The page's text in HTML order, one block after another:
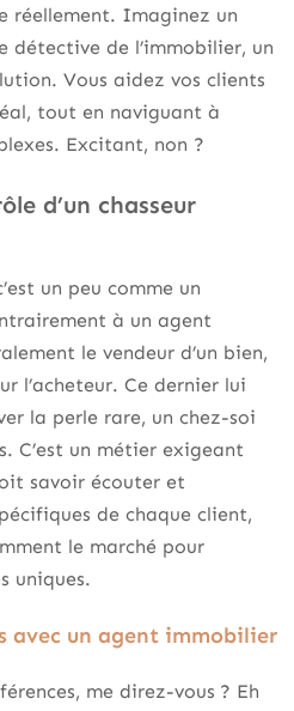
réellement. Imaginez un
détective de l’immobilier, un
Vous aidez vos clients
tout en naviguant à
Excitant, non ?
d’un chasseur
un peu comme un
à un agent
le vendeur d’un bien,
l’acheteur. Ce dernier lui
la perle rare, un chez-soi
C’est un métier exigeant
savoir écouter et
de chaque client,
le marché pour
uniques.
avec un agent immobilier
me direz-vous ? Eh